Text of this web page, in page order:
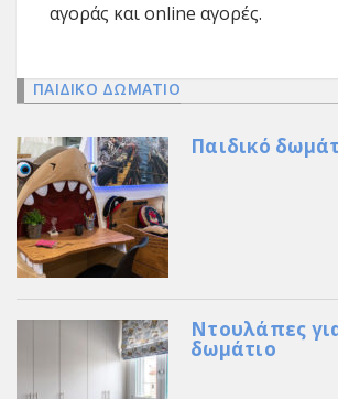
αγοράς και online αγορές.
ΠΑΙΔΙΚΟ ΔΩΜΑΤΙΟ
Παιδικό
Ντουλάπες
δωμάτιο